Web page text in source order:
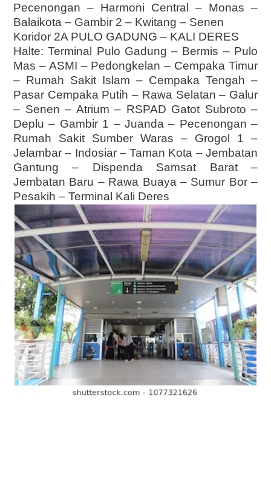
Pecenongan – Harmoni Central – Monas –
Balaikota – Gambir 2 – Kwitang – Senen
Koridor 2A PULO GADUNG – KALI DERES
Halte: Terminal Pulo Gadung – Bermis – Pulo
Mas – ASMI – Pedongkelan – Cempaka Timur
– Rumah Sakit Islam – Cempaka Tengah –
Pasar Cempaka Putih – Rawa Selatan – Galur
– Senen – Atrium – RSPAD Gatot Subroto –
Deplu – Gambir 1 – Juanda – Pecenongan –
Rumah Sakit Sumber Waras – Grogol 1 –
Jelambar – Indosiar – Taman Kota – Jembatan
Gantung – Dispenda Samsat Barat –
Jembatan Baru – Rawa Buaya – Sumur Bor –
Pesakih – Terminal Kali Deres